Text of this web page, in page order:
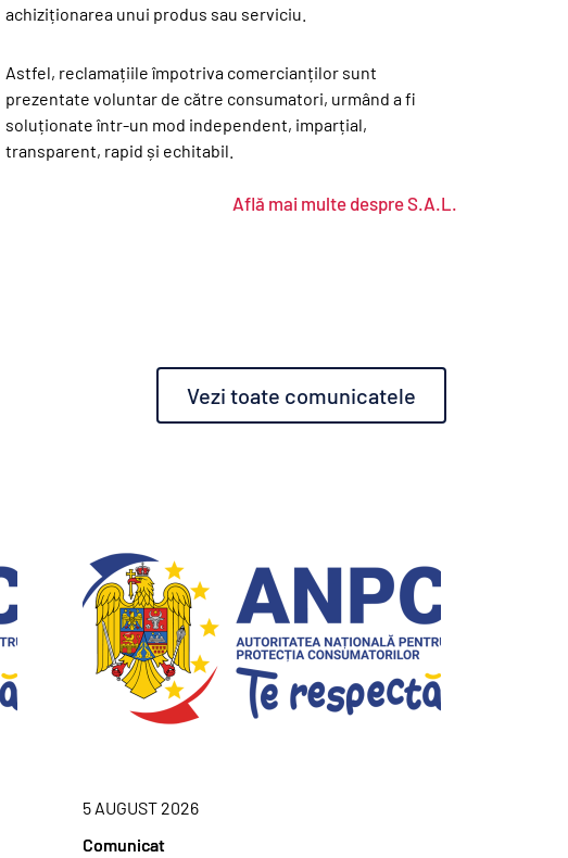
achiziționarea unui produs sau serviciu.
Astfel, reclamațiile împotriva comercianților sunt
prezentate voluntar de către consumatori, urmând a fi
soluționate într-un mod independent, imparțial,
transparent, rapid și echitabil.
Află mai multe despre S.A.L.
Vezi toate comunicatele
5 AUGUST 2026
Comunicat